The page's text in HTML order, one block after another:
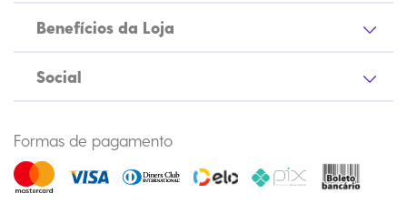
Benefícios da Loja
Social
Formas de pagamento